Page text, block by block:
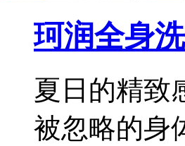
珂润全身
夏日的精致
被忽略的身